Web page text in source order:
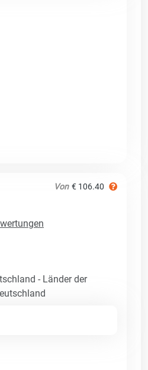
Von € 106.40
- Länder der